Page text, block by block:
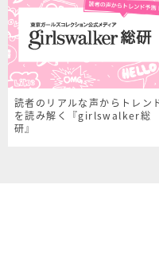
読者のリアルな声からトレン
を読み解く『girlswalker総
研』